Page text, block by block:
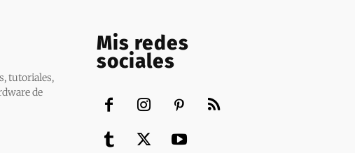
tutoriales,
de
Mis redes
sociales